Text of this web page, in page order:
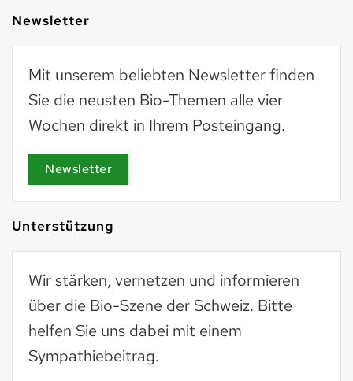
Newsletter
Mit unserem beliebten Newsletter finden
Sie die neusten Bio-Themen alle vier
Wochen direkt in Ihrem Posteingang.
Newsletter
Unterstützung
Wir stärken, vernetzen und informieren
über die Bio-Szene der Schweiz. Bitte
helfen Sie uns dabei mit einem
Sympathiebeitrag.